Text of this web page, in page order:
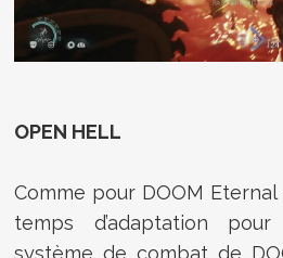
OPEN HELL
Comme pour DOOM
temps d’adaptation
système de combat de